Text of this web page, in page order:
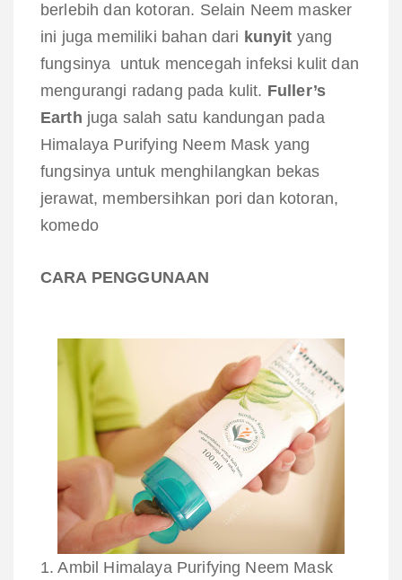
berlebih dan kotoran. Selain Neem masker
ini juga memiliki bahan dari kunyit yang
fungsinya untuk mencegah infeksi kulit dan
mengurangi radang pada kulit. Fuller’s
Earth juga salah satu kandungan pada
Himalaya Purifying Neem Mask yang
fungsinya untuk menghilangkan bekas
jerawat, membersihkan pori dan kotoran,
komedo
CARA PENGGUNAAN
1. Ambil Himalaya Purifying Neem Mask